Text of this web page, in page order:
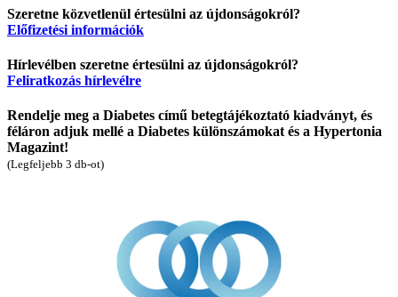
Szeretne közvetlenül értesülni az újdonságokról?
Előfizetési információk
Hírlevélben szeretne értesülni az újdonságokról?
Feliratkozás hírlevélre
Rendelje meg a Diabetes című betegtájékoztató kiadványt, és
féláron adjuk mellé a Diabetes különszámokat és a Hypertonia
Magazint!
(Legfeljebb 3 db-ot)